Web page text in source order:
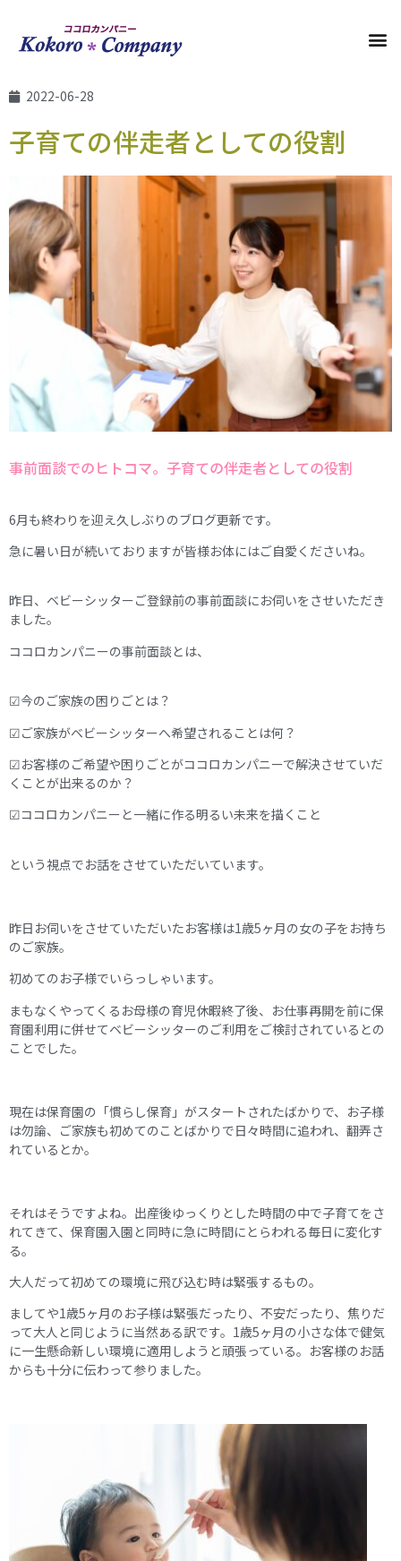
2022-06-28
子育ての伴走者としての役割
事前面談でのヒトコマ。子育ての伴走者としての役割
6月も終わりを迎え久しぶりのブログ更新です。
急に暑い日が続いておりますが皆様お体にはご自愛くださいね。
昨日、ベビーシッターご登録前の事前面談にお伺いをさせいただき
ました。
ココロカンパニーの事前面談とは、
☑今のご家族の困りごとは？
☑ご家族がベビーシッターへ希望されることは何？
☑お客様のご希望や困りごとがココロカンパニーで解決させていだ
くことが出来るのか？
☑ココロカンパニーと一緒に作る明るい未来を描くこと
という視点でお話をさせていただいています。
昨日お伺いをさせていただいたお客様は1歳5ヶ月の女の子をお持ち
のご家族。
初めてのお子様でいらっしゃいます。
まもなくやってくるお母様の育児休暇終了後、お仕事再開を前に保
育園利用に併せてベビーシッターのご利用をご検討されているとの
ことでした。
現在は保育園の「慣らし保育」がスタートされたばかりで、お子様
は勿論、ご家族も初めてのことばかりで日々時間に追われ、翻弄さ
れているとか。
それはそうですよね。出産後ゆっくりとした時間の中で子育てをさ
れてきて、保育園入園と同時に急に時間にとらわれる毎日に変化す
る。
大人だって初めての環境に飛び込む時は緊張するもの。
ましてや1歳5ヶ月のお子様は緊張だったり、不安だったり、焦りだ
って大人と同じように当然ある訳です。1歳5ヶ月の小さな体で健気
に一生懸命新しい環境に適用しようと頑張っている。お客様のお話
からも十分に伝わって参りました。